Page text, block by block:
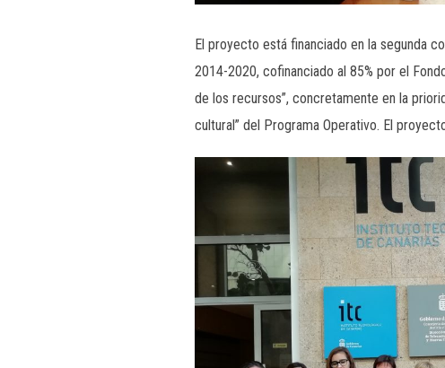
El proyecto está financiado en la segunda
2014-2020, cofinanciado al 85% por el
de los recursos”, concretamente en la
cultural” del Programa Operativo. El